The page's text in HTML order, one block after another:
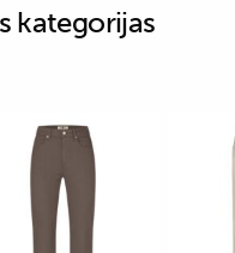
kategorijas